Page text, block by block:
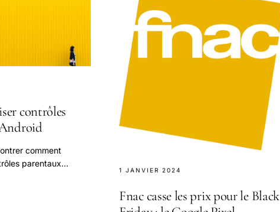
contrôles
comment
parentaux
1 JANVIER 2024
Fnac casse les prix pour le Black